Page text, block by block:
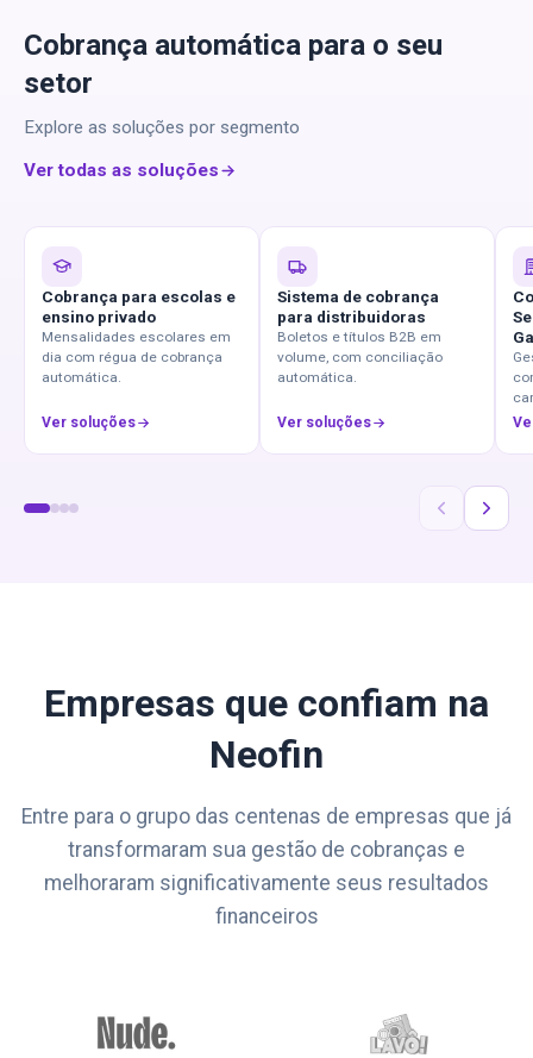
Cobrança automática para o seu
setor
Explore as soluções por segmento
Ver todas as soluções
Cobrança para escolas e
ensino privado
Mensalidades escolares em
dia com régua de cobrança
automática.
Ver soluções
Sistema de cobrança
para distribuidoras
Boletos e títulos B2B em
volume, com conciliação
automática.
Ver soluções
Empresas que confiam na
Neofin
Entre para o grupo das centenas de empresas que já
transformaram sua gestão de cobranças e
melhoraram significativamente seus resultados
financeiros